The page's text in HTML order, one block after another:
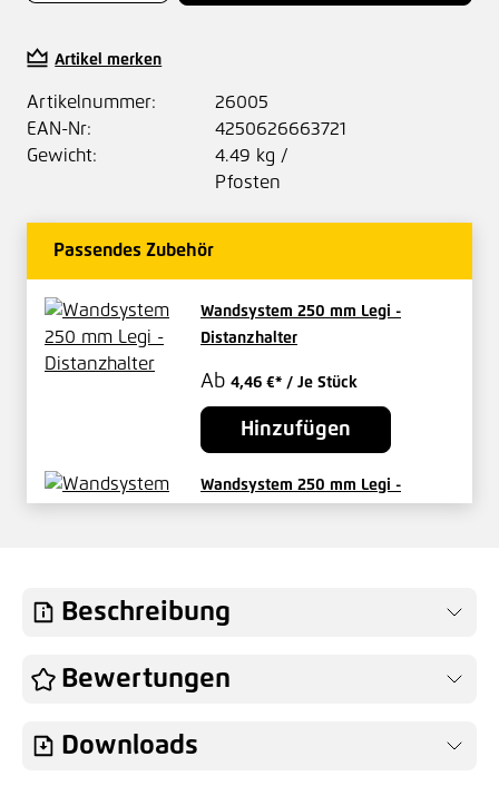
Artikel merken
Artikelnummer:
26005
EAN-Nr:
4250626663721
Gewicht:
4.49 kg /
Pfosten
Passendes Zubehör
Wandsystem 250 mm Legi -
Distanzhalter
Ab 4,46 €* / Je Stück
Hinzufügen
Wandsystem 250 mm Legi -
Beschreibung
Bewertungen
Downloads